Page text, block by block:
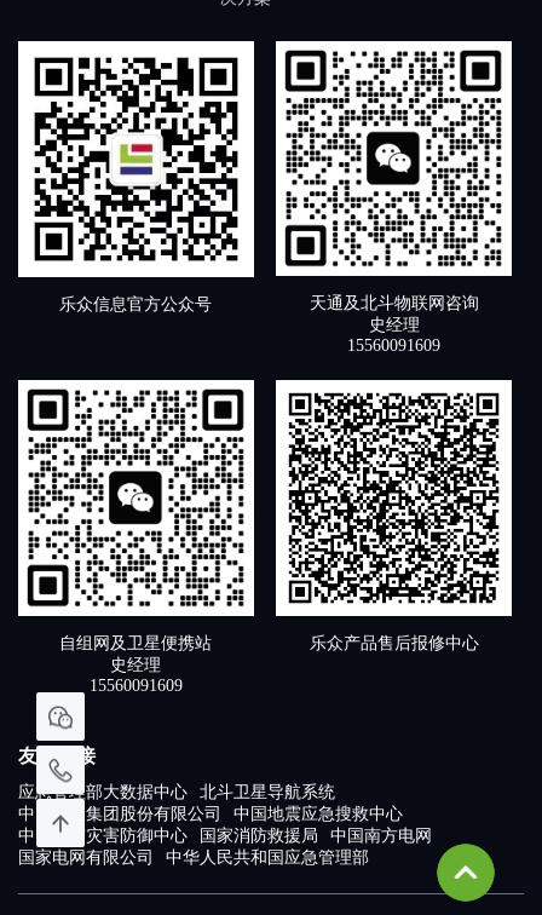
乐众信息官方公众号
天通及北斗物联网咨询
史经理
15560091609
自组网及卫星便携站
史经理
15560091609
乐众产品售后报修中心
友情链接
应急管理部大数据中心
北斗卫星导航系统
中国卫通集团股份有限公司
中国地震应急搜救中心
中国地震灾害防御中心
国家消防救援局
中国南方电网
国家电网有限公司
中华人民共和国应急管理部